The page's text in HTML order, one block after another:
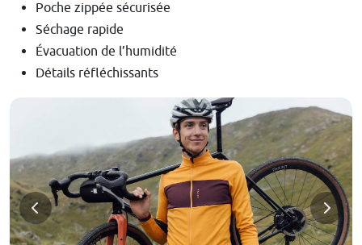
Poche zippée sécurisée
Séchage rapide
Évacuation de l’humidité
Détails réfléchissants